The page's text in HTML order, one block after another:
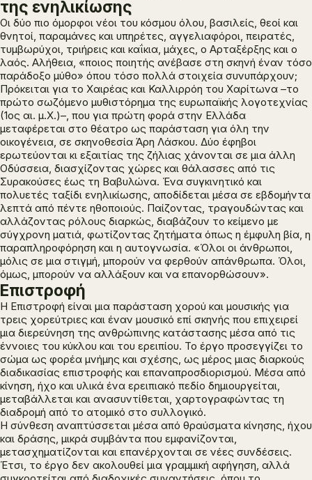
της ενηλικίωσης
Οι δύο πιο όμορφοι νέοι του κόσμου όλου, βασιλείς, θεοί και
θνητοί, παραμάνες και υπηρέτες, αγγελιαφόροι, πειρατές,
τυμβωρύχοι, τριήρεις και καΐκια, μάχες, ο Αρταξέρξης και ο
λαός. Αλήθεια, «ποιος ποιητής ανέβασε στη σκηνή έναν τόσο
παράδοξο μύθο» όπου τόσο πολλά στοιχεία συνυπάρχουν;
Πρόκειται για το Χαιρέας και Καλλιρρόη του Χαρίτωνα –το
πρώτο σωζόμενο μυθιστόρημα της ευρωπαϊκής λογοτεχνίας
(1ος αι. μ.Χ.)–, που για πρώτη φορά στην Ελλάδα
μεταφέρεται στο θέατρο ως παράσταση για όλη την
οικογένεια, σε σκηνοθεσία Άρη Λάσκου. Δύο έφηβοι
ερωτεύονται κι εξαιτίας της ζήλιας χάνονται σε μια άλλη
Οδύσσεια, διασχίζοντας χώρες και θάλασσες από τις
Συρακούσες έως τη Βαβυλώνα. Ένα συγκινητικό και
πολυετές ταξίδι ενηλικίωσης, αποδίδεται μέσα σε εβδομήντα
λεπτά από πέντε ηθοποιούς. Παίζοντας, τραγουδώντας και
αλλάζοντας ρόλους διαρκώς, διαβάζουν το κείμενο με
σύγχρονη ματιά, φωτίζοντας ζητήματα όπως η έμφυλη βία, η
παραπληροφόρηση και η αυτογνωσία. «Όλοι οι άνθρωποι,
μόλις σε μια στιγμή, μπορούν να φερθούν απάνθρωπα. Όλοι,
όμως, μπορούν να αλλάξουν και να επανορθώσουν».
Επιστροφή
Η Επιστροφή είναι μια παράσταση χορού και μουσικής για
τρεις χορεύτριες και έναν μουσικό επί σκηνής που επιχειρεί
μια διερεύνηση της ανθρώπινης κατάστασης μέσα από τις
έννοιες του κύκλου και του ερειπίου. Το έργο προσεγγίζει το
σώμα ως φορέα μνήμης και σχέσης, ως μέρος μιας διαρκούς
διαδικασίας επιστροφής και επαναπροσδιορισμού. Μέσα από
κίνηση, ήχο και υλικά ένα ερειπιακό πεδίο δημιουργείται,
μεταβάλλεται και ανασυντίθεται, χαρτογραφώντας τη
διαδρομή από το ατομικό στο συλλογικό.
Η σύνθεση αναπτύσσεται μέσα από θραύσματα κίνησης, ήχου
και δράσης, μικρά συμβάντα που εμφανίζονται,
μετασχηματίζονται και επανέρχονται σε νέες συνδέσεις.
Έτσι, το έργο δεν ακολουθεί μια γραμμική αφήγηση, αλλά